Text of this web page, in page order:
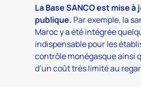
La Base SANCO est mise
publique. Par exemple, la
Maroc y a été intégrée
indispensable pour les
contrôle monégasque ainsi
d’un coût très limité au